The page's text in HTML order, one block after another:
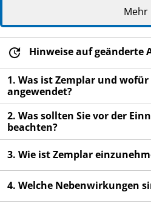
Wenn Sie weitere Fragen
an Ihren Arzt oder
verschrieben. Geben Sie
Es kann anderen
diese die gleichen
Wenn Sie
sich an Ihren Arzt oder
für Nebenwirkungen, die
Packungsbeilage
Mehr
Hinweise auf geänderte
1. Was ist Zemplar und
angewendet?
2. Was sollten Sie vor der
beachten?
3. Wie ist Zemplar
4. Welche Nebenwirkungen